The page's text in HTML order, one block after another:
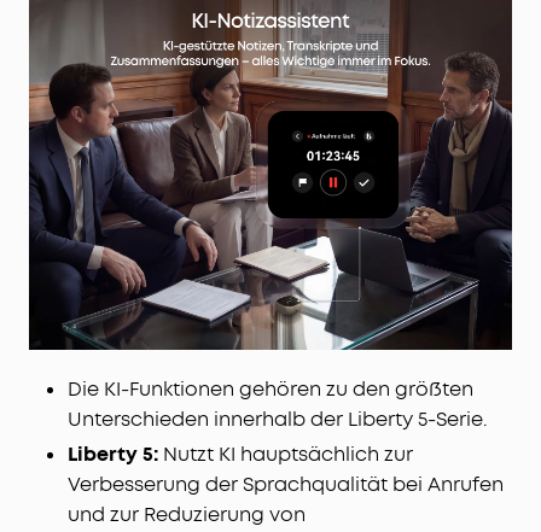
Die KI-Funktionen gehören zu den größten
Unterschieden innerhalb der Liberty 5-Serie.
Liberty 5: Nutzt KI hauptsächlich zur
Verbesserung der Sprachqualität bei Anrufen
und zur Reduzierung von